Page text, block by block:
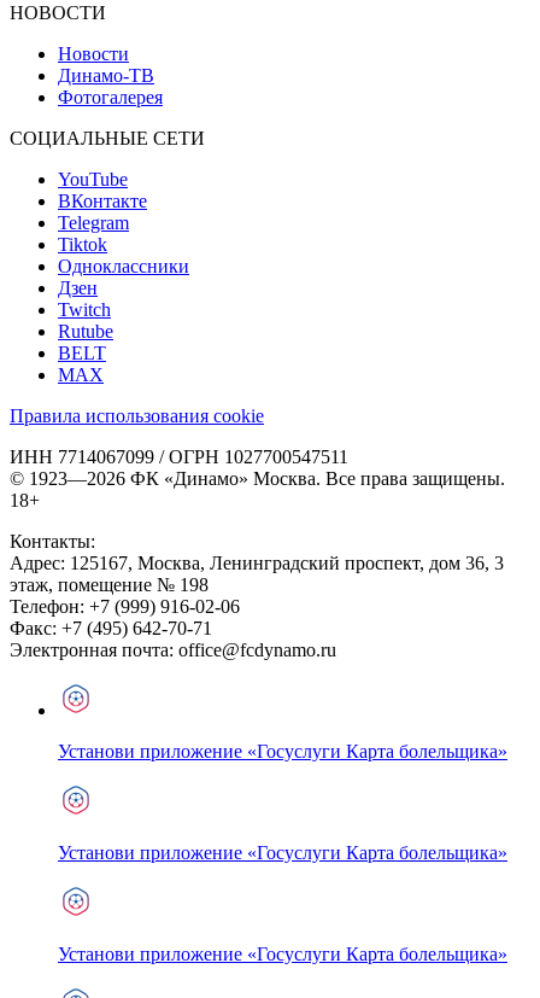
НОВОСТИ
Новости
Динамо-ТВ
Фотогалерея
СОЦИАЛЬНЫЕ СЕТИ
YouTube
ВКонтакте
Telegram
Tiktok
Одноклассники
Дзен
Twitch
Rutube
BELT
MAX
Правила использования cookie
ИНН 7714067099 / ОГРН 1027700547511
© 1923—2026 ФК «Динамо» Москва. Все права защищены.
18+
Контакты:
Адрес: 125167, Москва, Ленинградский проспект, дом 36, 3
этаж, помещение № 198
Телефон: +7 (999) 916-02-06
Факс: +7 (495) 642-70-71
Электронная почта: office@fcdynamo.ru
Установи приложение «Госуслуги Карта болельщика»
Установи приложение «Госуслуги Карта болельщика»
Установи приложение «Госуслуги Карта болельщика»